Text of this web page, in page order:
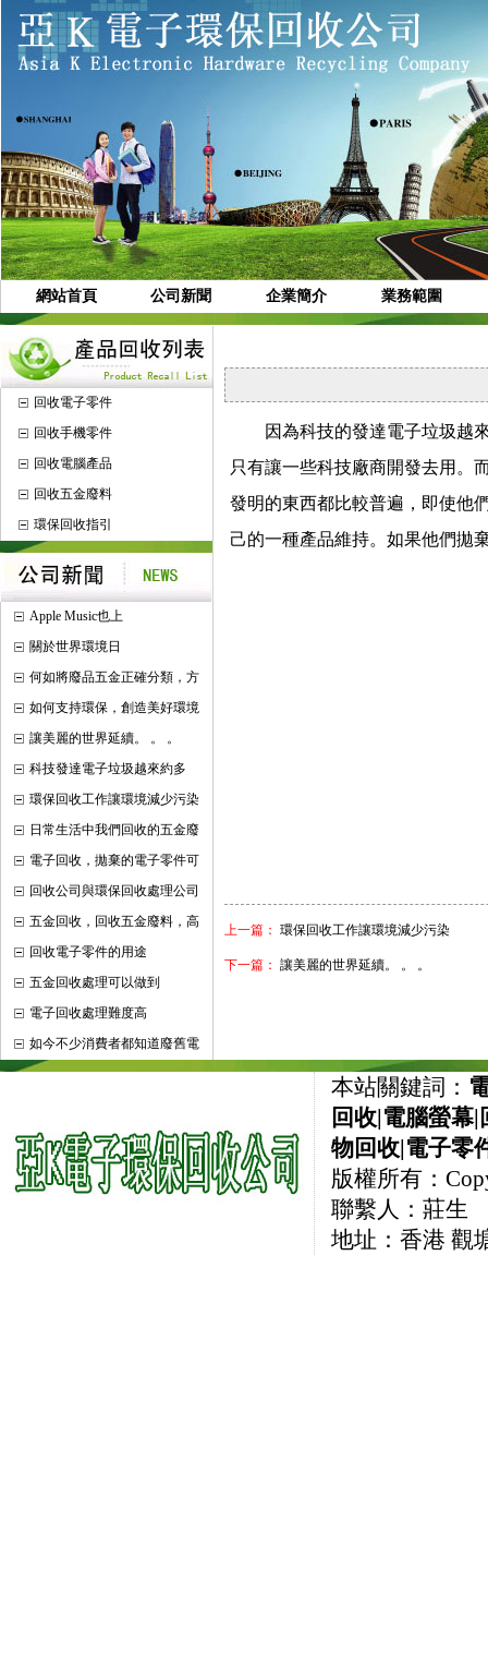
網站首頁 公司新聞 企業簡介 業務範圍
回收電子零件
回收手機零件
回收電腦產品
回收五金廢料
環保回收指引
Apple Music也上
關於世界環境日
何如將廢品五金正確分類，方
如何支持環保，創造美好環境
讓美麗的世界延續。 。 。
科技發達電子垃圾越來約多
環保回收工作讓環境減少污染
日常生活中我們回收的五金廢
電子回收，拋棄的電子零件可
回收公司與環保回收處理公司
五金回收，回收五金廢料，高
回收電子零件的用途
五金回收處理可以做到
電子回收處理難度高
如今不少消費者都知道廢舊電
因為科技的發達電子垃圾越
只有讓一些科技廠商開發去用。
發明的東西都比較普遍，即使他
己的一種產品維持。如果他們拋
上一篇： 環保回收工作讓環境減少污染
下一篇： 讓美麗的世界延續。 。 。
本站關鍵詞：
回收|電腦螢幕|
物回收|電子零
版權所有：
聯繫人：莊生
地址：香港 觀